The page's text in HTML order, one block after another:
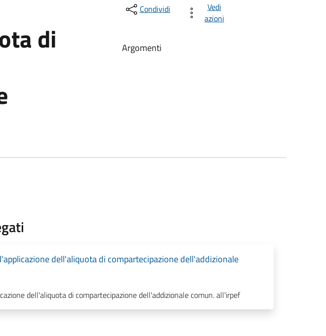
di
Condividi
Vedi
azioni
Argomenti
dell'aliquota di compartecipazione dell'addizionale
dell'aliquota di compartecipazione dell'addizionale comun. all'irpef